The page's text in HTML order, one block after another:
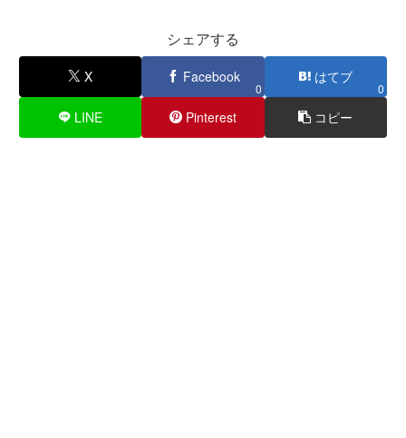
シェアする
X Facebook
0
はてブ
0
LINE Pinterest コピー